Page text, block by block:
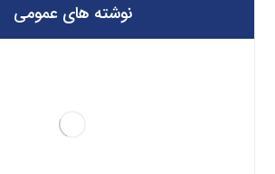
نوشته های عمومی